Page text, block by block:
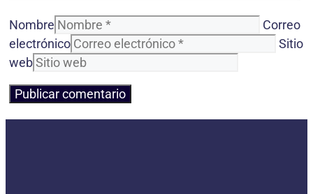
Nombre
Correo
electrónico
Sitio
web